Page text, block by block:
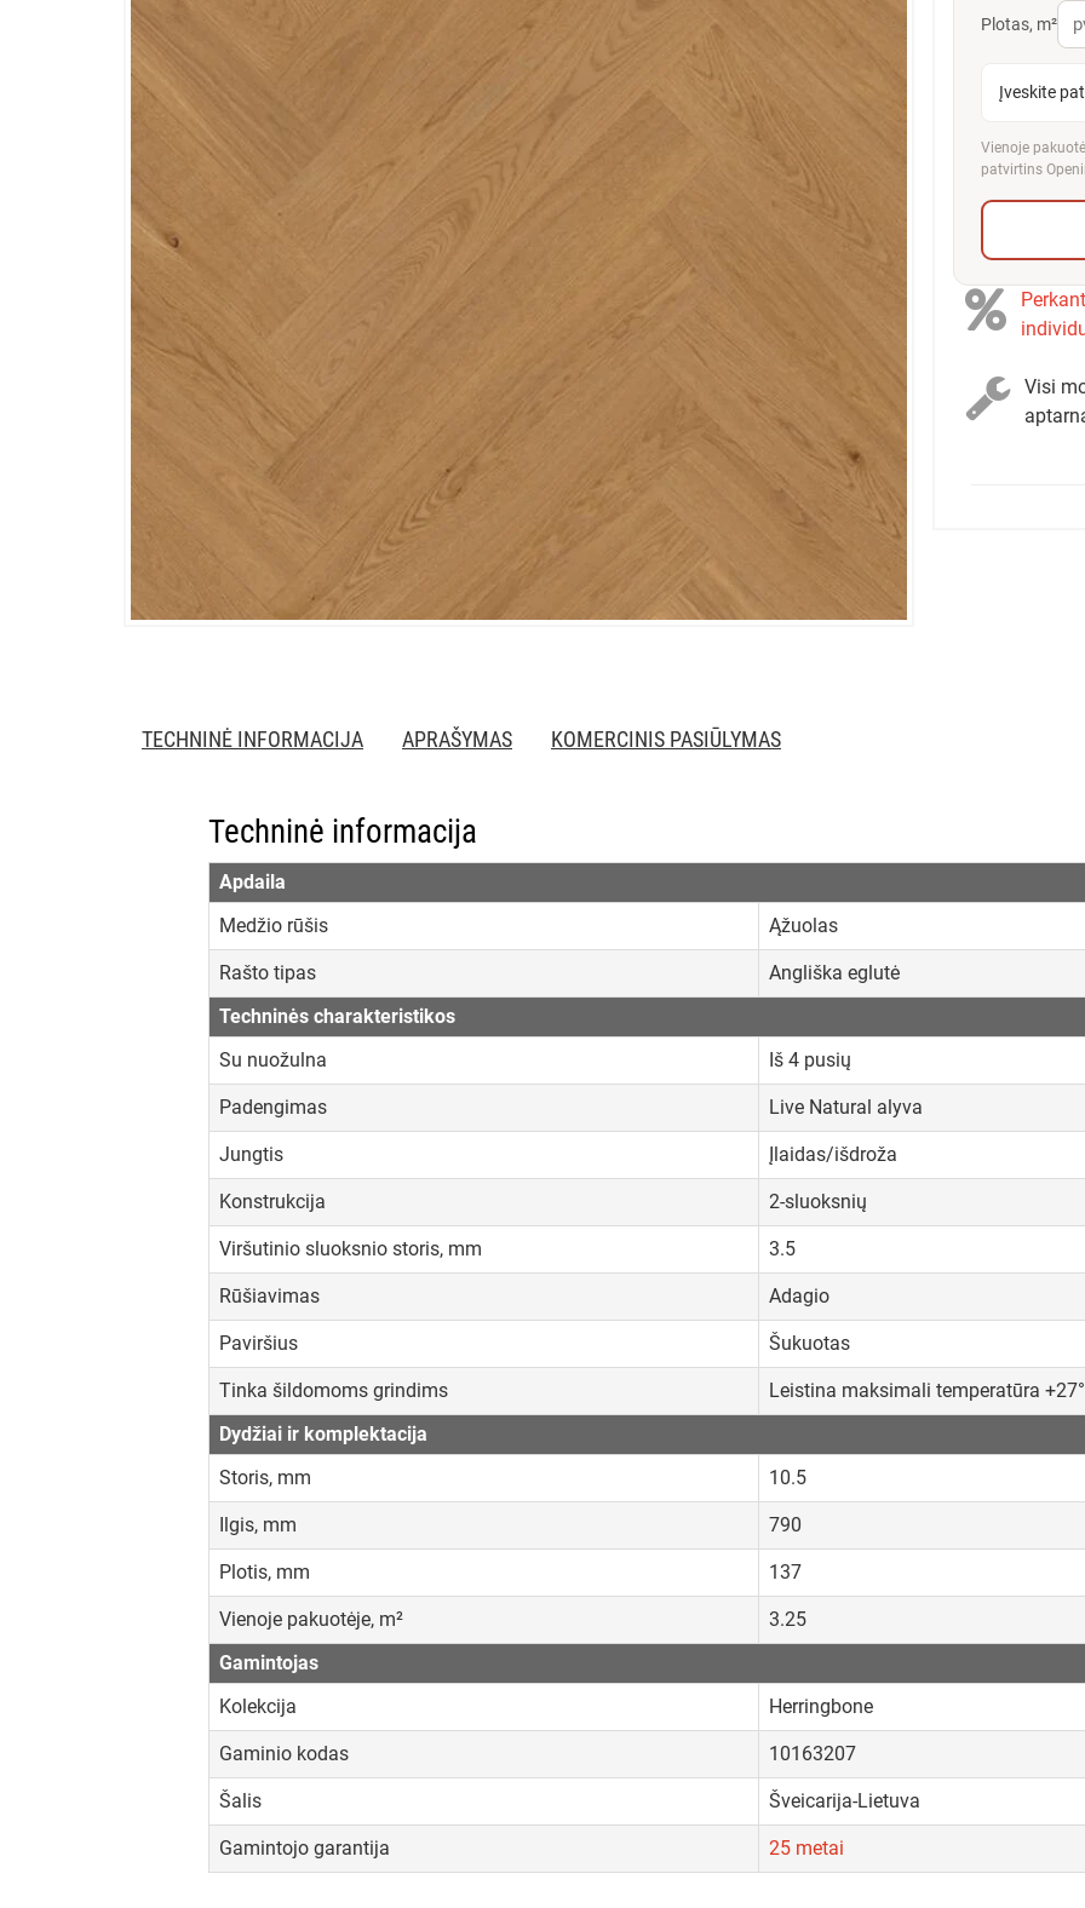
Plotas, m²
Įveskite
Vienoje
patvirtins
Visi
TECHNINĖ INFORMACIJA APRAŠYMAS KOMERCINIS PASIŪLYMAS
Techninė informacija
Apdaila
Medžio rūšis
Ąžuolas
Rašto tipas
Angliška eglutė
Techninės charakteristikos
Su nuožulna
Iš 4 pusių
Padengimas Live Natural alyva
Jungtis Įlaidas/išdroža
Konstrukcija 2-sluoksnių
Viršutinio sluoksnio storis, mm 3.5
Rūšiavimas Adagio
Paviršius Šukuotas
Tinka šildomoms grindims
Leistina maksimali temperatūra
Dydžiai ir komplektacija
Storis, mm
10.5
Ilgis, mm 790
Plotis, mm 137
Vienoje pakuotėje, m²
3.25
Gamintojas
Kolekcija
Herringbone
Gaminio kodas 10163207
Šalis Šveicarija-Lietuva
Gamintojo garantija 25 metai